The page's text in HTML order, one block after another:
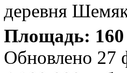
деревня
Площадь:
Обновлено 27